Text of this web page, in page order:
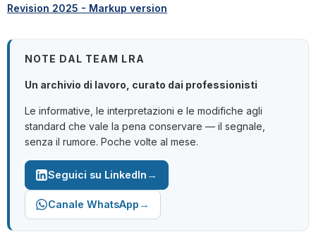
Revision 2025 - Markup version
NOTE DAL TEAM LRA
Un archivio di lavoro, curato dai professionisti
Le informative, le interpretazioni e le modifiche agli
standard che vale la pena conservare — il segnale,
senza il rumore. Poche volte al mese.
Seguici su LinkedIn →
Canale WhatsApp →